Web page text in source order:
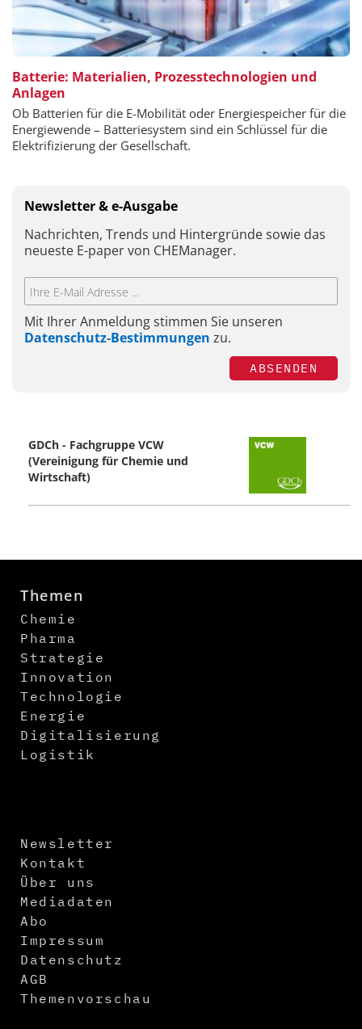
Batterie: Materialien, Prozesstechnologien und
Anlagen
Ob Batterien für die E-Mobilität oder Energiespeicher für die
Energiewende – Batteriesystem sind ein Schlüssel für die
Elektrifizierung der Gesellschaft.
Newsletter & e-Ausgabe
Nachrichten, Trends und Hintergründe sowie das
neueste E-paper von CHEManager.
Mit Ihrer Anmeldung stimmen Sie unseren
Datenschutz-Bestimmungen zu.
ABSENDEN
GDCh - Fachgruppe VCW
(Vereinigung für Chemie und
Wirtschaft)
Themen
Chemie
Pharma
Strategie
Innovation
Technologie
Energie
Digitalisierung
Logistik
Newsletter
Kontakt
Über uns
Mediadaten
Abo
Impressum
Datenschutz
AGB
Themenvorschau